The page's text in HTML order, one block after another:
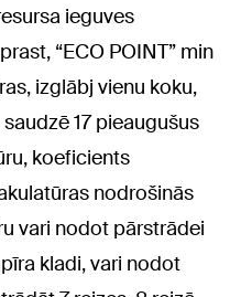
ieguves
“ECO POINT” min
izglābj vienu koku,
17 pieaugušus
koeficients
nodrošinās
vari nodot pārstrādei
kladi, vari nodot